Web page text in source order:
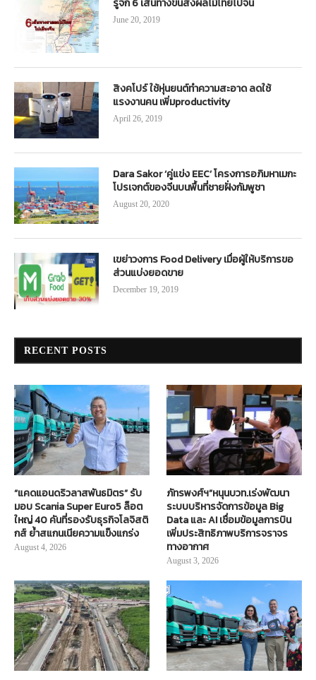
รู้จัก 6 เส้นทางขนส่งผลไม้ไทยไปจีน
June 20, 2019
สิงคโปร์ ใช้หุ่นยนต์ทำความสะอาด ลดใช้
แรงงานคน เพิ่มproductivity
April 26, 2019
Dara Sakor ‘คู่แข่ง EEC’ โครงการอภิมหาเมกะ
โปรเจกต์ของจีนบนพื้นที่ชายฝั่งกัมพูชา
August 20, 2020
เขย่าวงการ Food Delivery เมื่อผู้ให้บริการขอ
ส่วนแบ่งยอดขาย
December 19, 2019
RECENT POSTS
“แคดแอนดริวลาสพันธมิตร” รับ
มอบ Scania Super Euro5 ล็อต
ใหญ่ 40 คันที่รองรับธุรกิจโลจิสติ
กส์ ย้ำสแกนเนียความแข็งแกร่ง
August 4, 2026
ภัทรพงศ์ฯ”หนุนบวท.เร่งพัฒนา
ระบบบริหารจัดการข้อมูล Big
Data และ AI เชื่อมข้อมูลการบิน
เพิ่มประสิทธิภาพบริการจราจร
ทางอากาศ
August 3, 2026